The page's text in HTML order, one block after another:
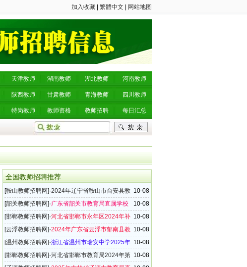
加入收藏 繁體中文 网站地图
天津教师 湖南教师 湖北教师 河南教师
陕西教师 甘肃教师 青海教师 四川教师
特岗教师 教师资格 教师招聘 每日汇总
全国教师招聘推荐
10-08
[鞍山教师招聘网]·2024年辽宁省鞍山市台安县教
育系统教师招聘公告（54名）
10-08
[韶关教师招聘网]·广东省韶关市教育局直属学校
2024年下半年教师招聘公告（33名）
10-08
[邯郸教师招聘网]·河北省邯郸市永年区2024年补
充公开招聘教师公告（133名）
10-08
[云浮教师招聘网]·2024年广东省云浮市郁南县教
师招聘公告（第三批次）
10-08
[温州教师招聘网]·浙江省温州市瑞安中学2025年
事业编制教师招聘公告（11名）
10-08
[邯郸教师招聘网]·河北省邯郸市教育局2024年第